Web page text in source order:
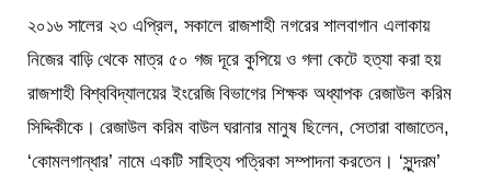
২০১৬ সালের ২৩ এপ্রিল, সকালে রাজশাহী নগরের শালবাগান এলাকায়
নিজের বাড়ি থেকে মাত্র ৫০ গজ দূরে কুপিয়ে ও গলা কেটে হত্যা করা হয়
রাজশাহী বিশ্ববিদ্যালয়ের ইংরেজি বিভাগের শিক্ষক অধ্যাপক রেজাউল করিম
সিদ্দিকীকে। রেজাউল করিম বাউল ঘরানার মানুষ ছিলেন, সেতারা বাজাতেন,
‘কোমলগান্ধার’ নামে একটি সাহিত্য পত্রিকা সম্পাদনা করতেন। ‘সুন্দরম’